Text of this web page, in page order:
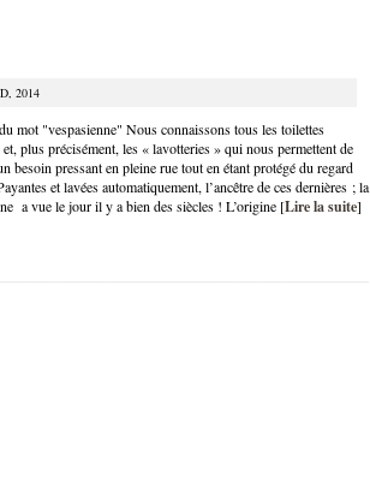
2014
mot "vespasienne" Nous connaissons tous les toilettes
plus précisément, les « lavotteries » qui nous permettent de
besoin pressant en pleine rue tout en étant protégé du regard
et lavées automatiquement, l’ancêtre de ces dernières ; la
a vue le jour il y a bien des siècles ! L’origine [Lire la suite]